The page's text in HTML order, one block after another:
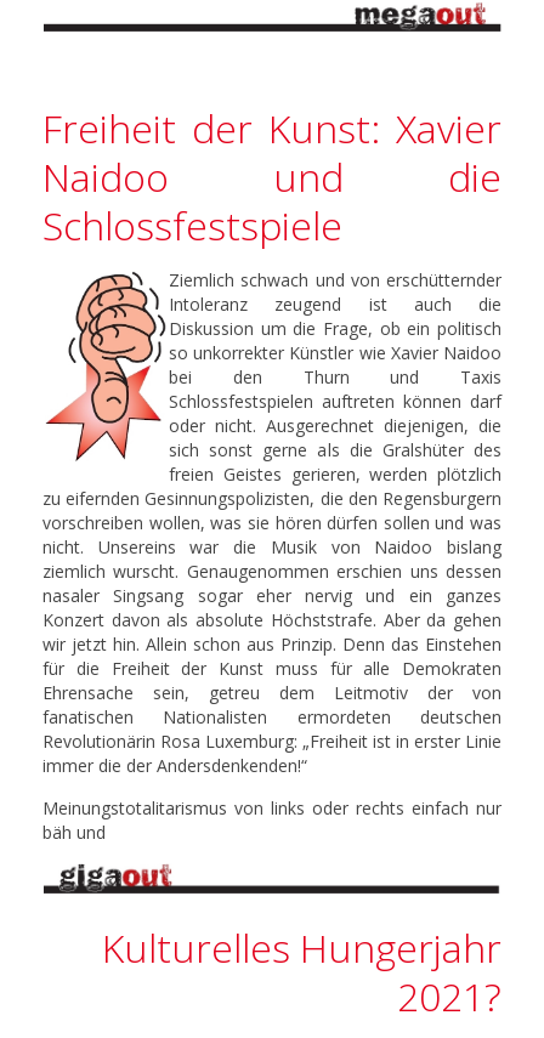
Freiheit der Kunst: Xavier
Naidoo und die
Schlossfestspiele
Ziemlich schwach und von erschütternder
Intoleranz zeugend ist auch die
Diskussion um die Frage, ob ein politisch
so unkorrekter Künstler wie Xavier Naidoo
bei den Thurn und Taxis
Schlossfestspielen auftreten können darf
oder nicht. Ausgerechnet diejenigen, die
sich sonst gerne als die Gralshüter des
freien Geistes gerieren, werden plötzlich
zu eifernden Gesinnungspolizisten, die den Regensburgern
vorschreiben wollen, was sie hören dürfen sollen und was
nicht. Unsereins war die Musik von Naidoo bislang
ziemlich wurscht. Genaugenommen erschien uns dessen
nasaler Singsang sogar eher nervig und ein ganzes
Konzert davon als absolute Höchststrafe. Aber da gehen
wir jetzt hin. Allein schon aus Prinzip. Denn das Einstehen
für die Freiheit der Kunst muss für alle Demokraten
Ehrensache sein, getreu dem Leitmotiv der von
fanatischen Nationalisten ermordeten deutschen
Revolutionärin Rosa Luxemburg: „Freiheit ist in erster Linie
immer die der Andersdenkenden!“
Meinungstotalitarismus von links oder rechts einfach nur
bäh und
Kulturelles Hungerjahr
2021?